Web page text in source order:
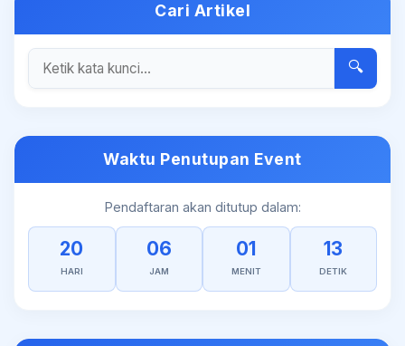
Cari Artikel
🔍
Waktu Penutupan Event
Pendaftaran akan ditutup dalam:
20
HARI
06
JAM
01
MENIT
13
DETIK